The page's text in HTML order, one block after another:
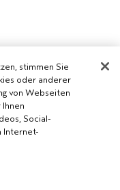
stimmen Sie
oder anderer
von Webseiten
Social-
Internet-